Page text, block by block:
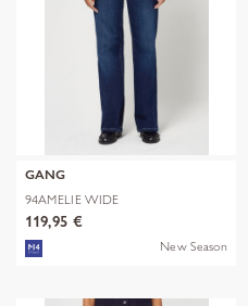
GANG
94AMELIE WIDE
119,95 €
New Season